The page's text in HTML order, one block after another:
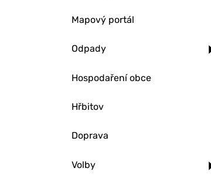
Mapový portál
Odpady
Hospodaření obce
Hřbitov
Doprava
Volby